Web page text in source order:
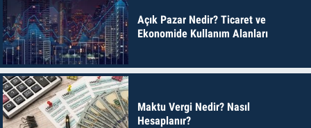
Açık Pazar Nedir? Ticaret ve
Ekonomide Kullanım Alanları
Maktu Vergi Nedir? Nasıl
Hesaplanır?